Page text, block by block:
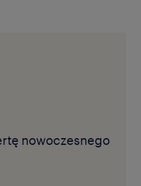
nowoczesnego